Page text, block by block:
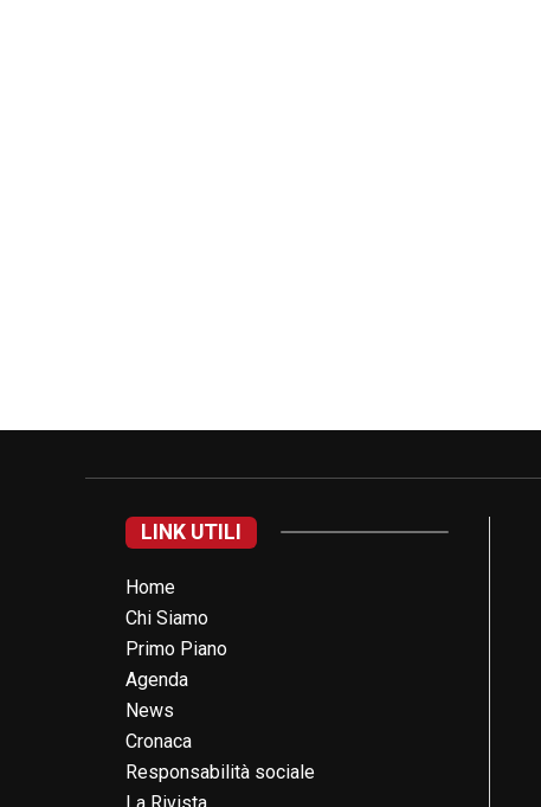
LINK UTILI
Home
Chi Siamo
Primo Piano
Agenda
News
Cronaca
Responsabilità sociale